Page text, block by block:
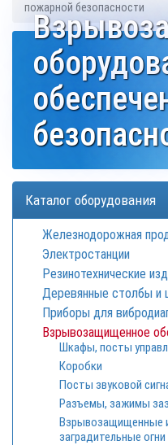
пожарной безопасности
Каталог оборудования
Железнодорожная
Электростанции
Резинотехнические
Деревянные столбы и
Приборы для
Взрывозащищенное
Шкафы, посты
Коробки
Посты звуковой
Разъемы, зажимы
Взрывозащищенные
заградительные огни